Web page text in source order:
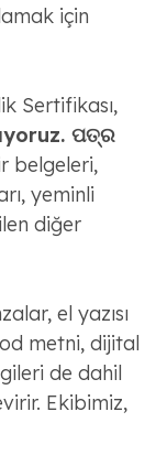
için
Sertifikası,
ପତ୍ର
belgeleri,
yeminli
diğer
el yazısı
metni, dijital
de dahil
Ekibimiz,